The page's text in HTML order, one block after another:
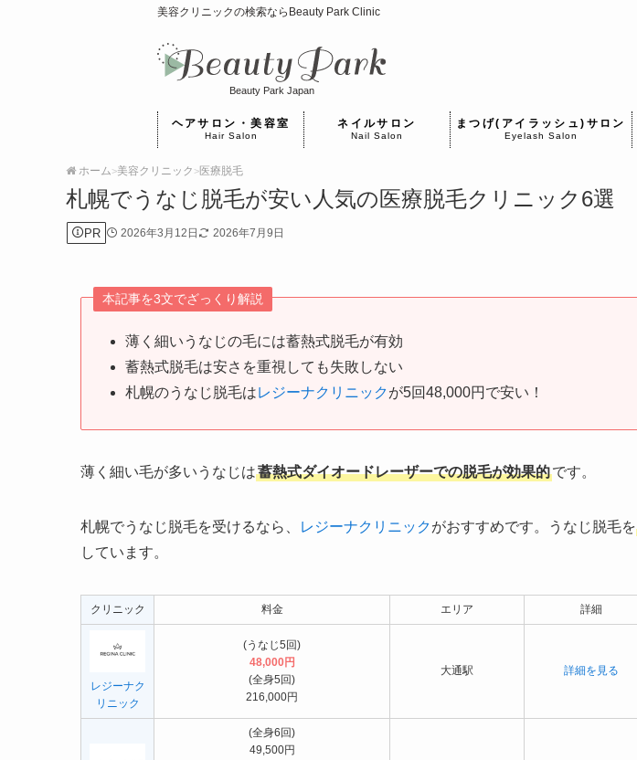
美容クリニックの検索ならBeauty Park Clinic
Beauty Park Japan
ヘアサロン・美容室
Hair Salon
ネイルサロン
Nail Salon
まつげ(アイラッシュ)サロン
Eyelash Salon
ホーム>美容クリニック >医療脱毛
札幌でうなじ脱毛が安い人気の医療脱毛クリニック6選
PR 2026年3月12日 2026年7月9日
本記事を3文でざっくり解説
薄く細いうなじの毛には蓄熱式脱毛が有効
蓄熱式脱毛は安さを重視しても失敗しない
札幌のうなじ脱毛はレジーナクリニックが5回48,000円で安い！
薄く細い毛が多いうなじは蓄熱式ダイオードレーザーでの脱毛が効果的です。
札幌でうなじ脱毛を受けるなら、 レジーナクリニックがおすすめです。うなじ脱毛を
しています。
クリニック 料金 エリア 詳細
レジーナク
リニック
(うなじ5回)
48,000円
(全身5回)
216,000円
大通駅 詳細を見る
(全身6回)
49,500円